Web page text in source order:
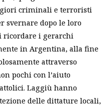
criminali e terroristi
svernare dopo le loro
ricordare i gerarchi
in Argentina, alla fine
attraverso
pochi con l’aiuto
Laggiù hanno
delle dittature locali,